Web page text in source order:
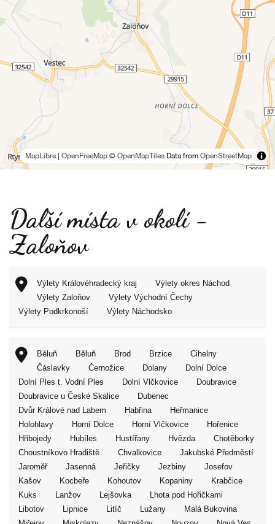
MapLibre OpenFreeMap © OpenMapTiles Data from OpenStreetMap
Další místa v okolí -
Zaloňov
Výlety Královéhradecký kraj
Výlety okres Náchod
Výlety Zaloňov
Výlety Východní Čechy
Výlety Podkrkonoší
Výlety Náchodsko
Běluň Běluň Brod Brzice
Cihelny
Čáslavky
Černožice Dolany
Dolní Dolce
Dolní Ples t. Vodní Ples
Dolní Vlčkovice
Doubravice
Doubravice u České Skalice
Dubenec
Dvůr Králové nad Labem
Habřina
Heřmanice
Holohlavy
Horní Dolce Horní Vlčkovice
Hořenice
Hřibojedy
Hubíles Hustířany Hvězda
Chotěborky
Choustníkovo Hradiště
Chvalkovice
Jakubské Předměstí
Jaroměř
Jasenná Jeřičky Jezbiny
Josefov
Kašov
Kocbeře Kohoutov Kopaniny
Krabčice
Kuks
Lanžov Lejšovka
Lhota pod Hořičkami
Libotov
Lipnice Litíč Lužany
Malá Bukovina